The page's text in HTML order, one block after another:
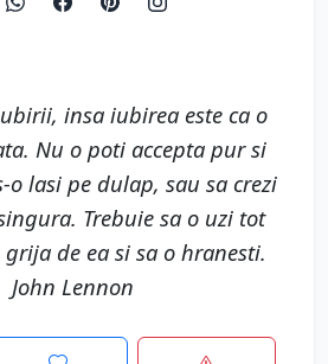
insa iubirea este ca o
Nu o poti accepta pur si
lasi pe dulap, sau sa crezi
Trebuie sa o uzi tot
de ea si sa o hranesti.
John Lennon